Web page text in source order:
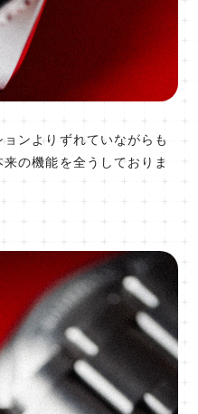
ンよりずれていながらも
の機能を全うしておりま